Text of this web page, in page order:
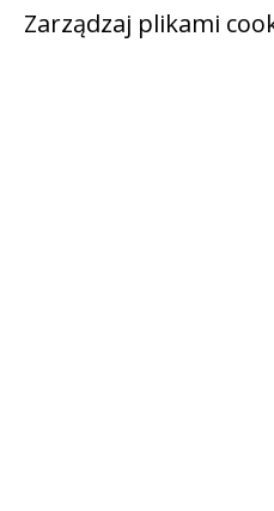
Zarządzaj plikami